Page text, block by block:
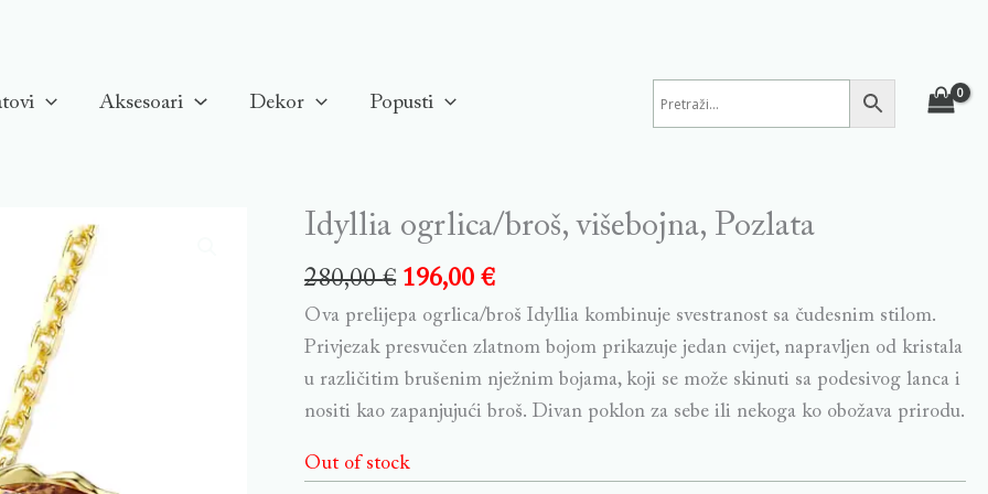
Aksesoari Dekor Popusti
Idyllia ogrlica/broš, višebojna, Pozlata
280,00€ 196,00€
Ova prelijepa ogrlica/broš Idyllia kombinuje svestranost sa čudesnim stilom.
Privjezak presvučen zlatnom bojom prikazuje jedan cvijet, napravljen od kristala
u različitim brušenim nježnim bojama, koji se može skinuti sa podesivog lanca i
nositi kao zapanjujući broš. Divan poklon za sebe ili nekoga ko obožava prirodu.
Out of stock